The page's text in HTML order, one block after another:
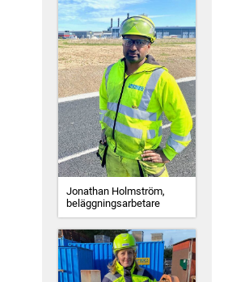
Jonathan Holmström,
beläggningsarbetare